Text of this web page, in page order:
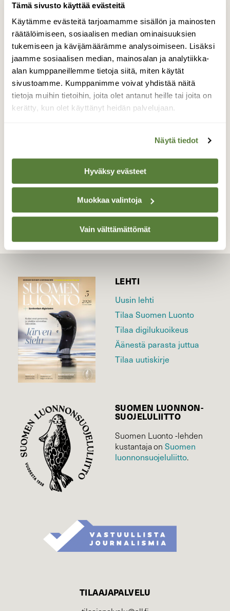
Tämä sivusto käyttää evästeitä
Käytämme evästeitä tarjoamamme sisällön ja mainosten
räätälöimiseen, sosiaalisen median ominaisuuksien
tukemiseen ja kävijämäärämme analysoimiseen. Lisäksi
jaamme sosiaalisen median, mainosalan ja analytiikka-
alan kumppaneillemme tietoja siitä, miten käytät
sivustoamme. Kumppanimme voivat yhdistää näitä
tietoja muihin tietoihin, joita olet antanut heille tai joita on
kerätty, kun olet käyttänyt heidän palvelujaan.
Näytä tiedot
Hyväksy evästeet
Muokkaa valintoja
Vain välttämättömät
Kalasääsken pesä
Kalasääski on rakentanut pesän,joka näkyy
kauas. Kuvattu aamulla 6.10.2016
TAKAISIN LISTAAN
LEHTI
Uusin lehti
Tilaa Suomen Luonto
Tilaa digilukuoikeus
Äänestä parasta juttua
Tilaa uutiskirje
SUOMEN LUONNON­
SUOJELU­LIITTO
Suomen Luonto -lehden
kustantaja onSuomen
luonnonsuojelu­liitto.
TILAAJAPALVELU